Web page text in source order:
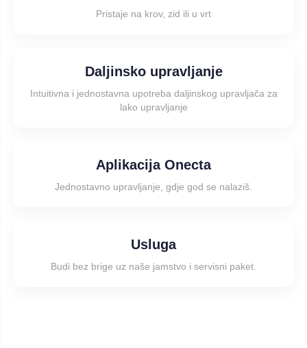
Pristaje na krov, zid ili u vrt
Daljinsko upravljanje
Intuitivna i jednostavna upotreba daljinskog upravljača za
lako upravljanje
Aplikacija Onecta
Jednostavno upravljanje, gdje god se nalaziš.
Usluga
Budi bez brige uz naše jamstvo i servisni paket.